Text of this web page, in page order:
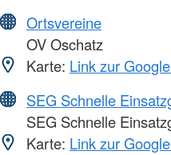
Ortsvereine
OV Oschatz
Karte: Link zur
SEG Schnelle
SEG Schnelle
Karte: Link zur